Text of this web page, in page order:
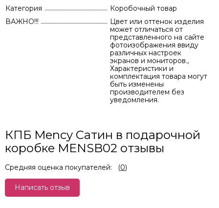
Категория
Коробочный товар
ВАЖНО!!!
Цвет или оттенок изделия
может отличаться от
представленного на сайте
фотоизображения ввиду
различных настроек
экранов и мониторов.,
Характеристики и
комплектация товара могут
быть изменены
производителем без
уведомления.
КПБ Mency Сатин в подарочной
коробке MENSB02 отзывы
Средняя оценка покупателей: (0)
Написать отзыв